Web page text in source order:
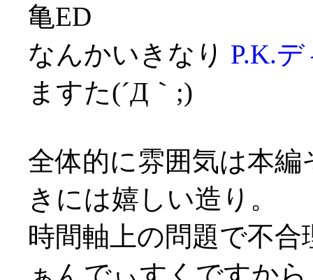
亀ED
なんかいきなり P.K.
ますた(´Д｀;)
全体的に雰囲気は本
きには嬉しい造り。
時間軸上の問題で不